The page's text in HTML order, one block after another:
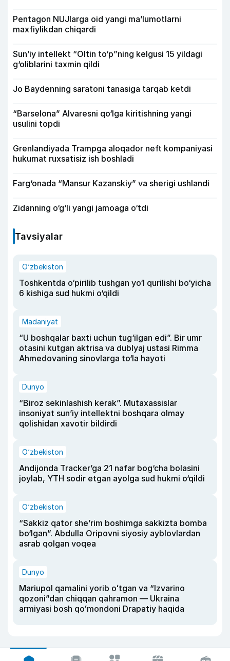
Pentagon NUJlarga oid yangi maʼlumotlarni
maxfiylikdan chiqardi
Sun’iy intellekt “Oltin to‘p”ning kelgusi 15 yildagi
g‘oliblarini taxmin qildi
Jo Baydenning saratoni tanasiga tarqab ketdi
“Barselona” Alvaresni qo‘lga kiritishning yangi
usulini topdi
Grenlandiyada Trampga aloqador neft kompaniyasi
hukumat ruxsatisiz ish boshladi
Farg‘onada “Mansur Kazanskiy” va sherigi ushlandi
Zidanning o‘g‘li yangi jamoaga o‘tdi
Tavsiyalar
O‘zbekiston
Toshkentda o‘pirilib tushgan yo‘l qurilishi bo‘yicha
6 kishiga sud hukmi o‘qildi
Madaniyat
“U boshqalar baxti uchun tug‘ilgan edi”. Bir umr
otasini kutgan aktrisa va dublyaj ustasi Rimma
Ahmedovaning sinovlarga to‘la hayoti
Dunyo
“Biroz sekinlashish kerak”. Mutaxassislar
insoniyat sun’iy intellektni boshqara olmay
qolishidan xavotir bildirdi
O‘zbekiston
Andijonda Tracker’ga 21 nafar bog‘cha bolasini
joylab, YTH sodir etgan ayolga sud hukmi o‘qildi
O‘zbekiston
“Sakkiz qator she’rim boshimga sakkizta bomba
bo‘lgan”. Abdulla Oripovni siyosiy ayblovlardan
asrab qolgan voqea
Dunyo
Mariupol qamalini yorib oʻtgan va “Izvarino
qozoni”dan chiqqan qahramon — Ukraina
armiyasi bosh qoʻmondoni Drapatiy haqida